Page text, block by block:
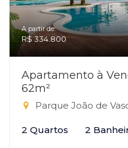
A partir de:
R$ 334.800
Apartamento à
62m²
Parque João de
2 Quartos 2